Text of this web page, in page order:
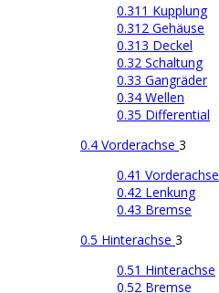
0.311 Kupplung
0.312 Gehäuse
0.313 Deckel
0.32 Schaltung
0.33 Gangräder
0.34 Wellen
0.35 Differential
0.4 Vorderachse 3
0.41 Vorderachse
0.42 Lenkung
0.43 Bremse
0.5 Hinterachse 3
0.51 Hinterachse
0.52 Bremse